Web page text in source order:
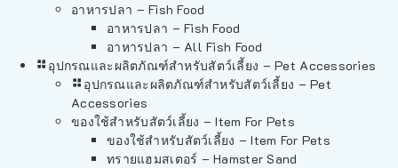
อาหารปลา – Fish Food
อาหารปลา – Fish Food
อาหารปลา – All Fish Food
อุปกรณและผลิตภัณฑ์สำหรับสัตว์เลี้ยง – Pet Accessories
อุปกรณและผลิตภัณฑ์สำหรับสัตว์เลี้ยง – Pet
Accessories
ของใช้สำหรับสัตว์เลี้ยง – Item For Pets
ของใช้สำหรับสัตว์เลี้ยง – Item For Pets
ทรายแฮมสเตอร์ – Hamster Sand